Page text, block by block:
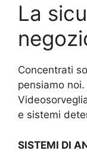
La
Concentrati
pensiamo
e sistemi
SISTEMI DI